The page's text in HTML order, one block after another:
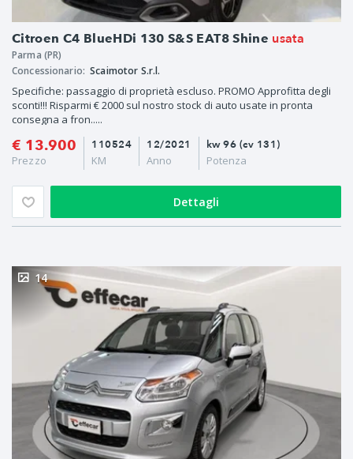
Citroen C4 BlueHDi 130 S&S EAT8 Shine usata
Parma (PR)
Concessionario: Scaimotor S.r.l.
Specifiche: passaggio di proprietà escluso. PROMO Approfitta degli
sconti!!! Risparmi € 2000 sul nostro stock di auto usate in pronta
consegna a fron.....
€ 13.900
Prezzo
12/2021
Anno
110524
KM
kw 96 (cv 131)
Potenza
Dettagli
14